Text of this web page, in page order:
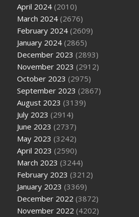
April 2024 (2010)
March 2024 (2676)
February 2024 (2609)
January 2024 (2865)
December 2023 (2893)
November 2023 (2912)
October 2023 (2975)
September 2023 (2867)
August 2023 (3139)
July 2023 (2914)
June 2023 (2737)
May 2023 (3242)
April 2023 (2590)
March 2023 (3244)
February 2023 (3212)
January 2023 (3369)
December 2022 (3872)
November 2022 (4202)